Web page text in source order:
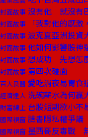
封面故事 沒有他 就沒有
封面故事 「我對他的感激
封面故事 波克夏亞洲投資
封面故事 他如何影響股神
封面故事 想成功 先想怎
封面故事 第四次碰面
百大良醫 愛吃消夜易胃食
經濟達人 洗碗薪水為何贏
財富線上 台股短期欲小不
國際視窗 臉書隱私權爭
國際視窗 墨西哥反毒戰